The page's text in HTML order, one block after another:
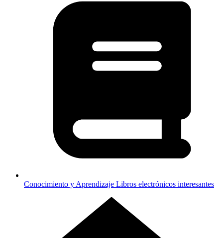
Conocimiento y Aprendizaje Libros electrónicos interesantes